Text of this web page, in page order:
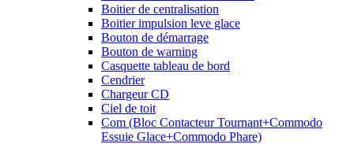
Boitier de centralisation
Boitier impulsion leve glace
Bouton de démarrage
Bouton de warning
Casquette tableau de bord
Cendrier
Chargeur CD
Ciel de toit
Com (Bloc Contacteur Tournant+Commodo
Essuie Glace+Commodo Phare)